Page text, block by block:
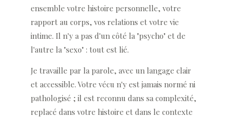
ensemble votre histoire personnelle, votre
rapport au corps, vos relations et votre vie
intime. Il n'y a pas d'un côté la "psycho" et de
l'autre la "sexo" : tout est lié.
Je travaille par la parole, avec un langage clair
et accessible. Votre vécu n'y est jamais normé ni
pathologisé ; il est reconnu dans sa complexité,
replacé dans votre histoire et dans le contexte